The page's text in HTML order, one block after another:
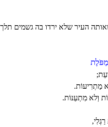
העיר שלא ירדו בה גשמים תלך
מַפֹּלֶת
מַתְרִיעוֹת.
וְלא מִתְעַנּוֹת.